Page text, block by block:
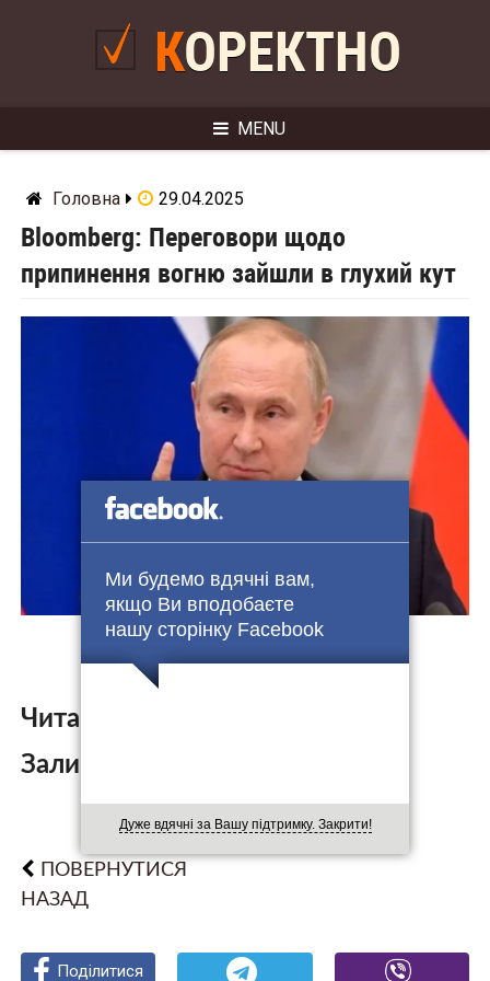
Ми будемо вдячні вам,
якщо Ви вподобаєте
нашу сторінку Facebook
Дуже вдячні за Вашу підтримку. Закрити!
КОРЕКТНО
MENU
Головна 29.04.2025
Bloomberg: Переговори щодо
припинення вогню зайшли в глухий кут
Читайте також:
Залишити коментар:
ПОВЕРНУТИСЯ
НАЗАД
Поділитися